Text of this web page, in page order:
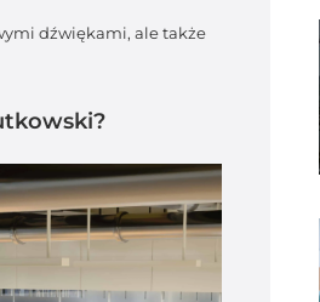
dźwiękami, ale także